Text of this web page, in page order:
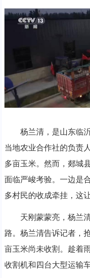
杨兰清，是山东临沂
当地农业合作社的负责
多亩玉米。然而，郯城
面临严峻考验。一边是
多村民的收成牵挂，这
天刚蒙蒙亮，杨兰清
路。杨兰清告诉记者，
亩玉米尚未收割。趁着
收割机和四台大型运输